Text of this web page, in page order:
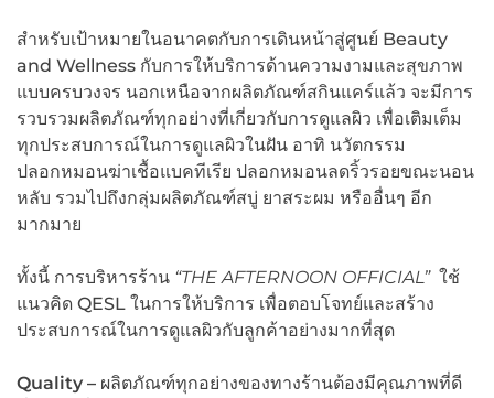
สำหรับเป้าหมายในอนาคตกับการเดินหน้าสู่ศูนย์ Beauty
and Wellness กับการให้บริการด้านความงามและสุขภาพ
แบบครบวงจร นอกเหนือจากผลิตภัณฑ์สกินแคร์แล้ว จะมีการ
รวบรวมผลิตภัณฑ์ทุกอย่างที่เกี่ยวกับการดูแลผิว เพื่อเติมเต็ม
ทุกประสบการณ์ในการดูแลผิวในฝัน อาทิ นวัตกรรม
ปลอกหมอนฆ่าเชื้อแบคทีเรีย ปลอกหมอนลดริ้วรอยขณะนอน
หลับ รวมไปถึงกลุ่มผลิตภัณฑ์สบู่ ยาสระผม หรืออื่นๆ อีก
มากมาย
ทั้งนี้ การบริหารร้าน “THE AFTERNOON OFFICIAL” ใช้
แนวคิด QESL ในการให้บริการ เพื่อตอบโจทย์และสร้าง
ประสบการณ์ในการดูแลผิวกับลูกค้าอย่างมากที่สุด
Quality – ผลิตภัณฑ์ทุกอย่างของทางร้านต้องมีคุณภาพที่ดี